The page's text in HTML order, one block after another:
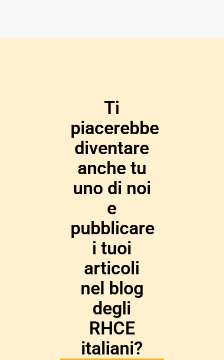
Ti
piacerebbe
diventare
anche tu
uno di noi
e
pubblicare
i tuoi
articoli
nel blog
degli
RHCE
italiani?